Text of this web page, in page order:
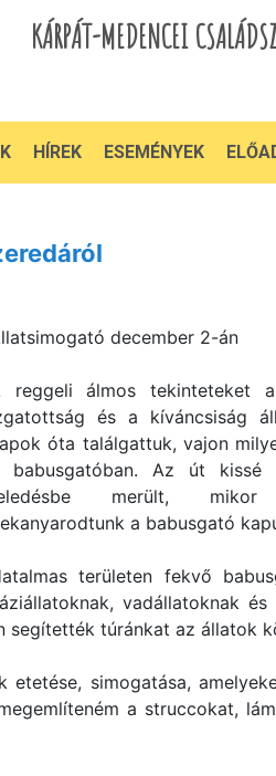
KÁRPÁT-MEDENCEI
HÍREK ESEMÉNYEK
december 2-án
reggeli álmos tekinteteket
és a kíváncsiság
óta találgattuk, vajon
babusgatóban. Az út kissé
merült, mikor
a babusgató
területen fekvő
vadállatoknak
segítették túránkat az állatok
simogatása,
a struccokat,